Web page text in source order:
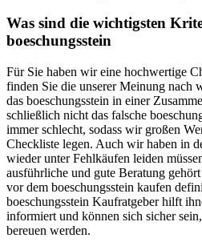
Was sind die wichtigsten
boeschungsstein
Für Sie haben wir eine hochwertige
finden Sie die unserer Meinung nach
das boeschungsstein in einer
schließlich nicht das falsche
immer schlecht, sodass wir großen
Checkliste legen. Auch wir haben in
wieder unter Fehlkäufen leiden
ausführliche und gute Beratung
vor dem boeschungsstein kaufen
boeschungsstein Kaufratgeber hilft
informiert und können sich sicher
bereuen werden.